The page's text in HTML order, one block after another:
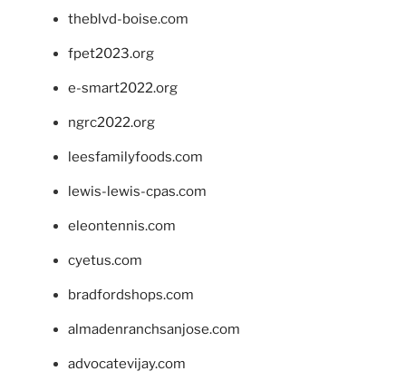
theblvd-boise.com
fpet2023.org
e-smart2022.org
ngrc2022.org
leesfamilyfoods.com
lewis-lewis-cpas.com
eleontennis.com
cyetus.com
bradfordshops.com
almadenranchsanjose.com
advocatevijay.com